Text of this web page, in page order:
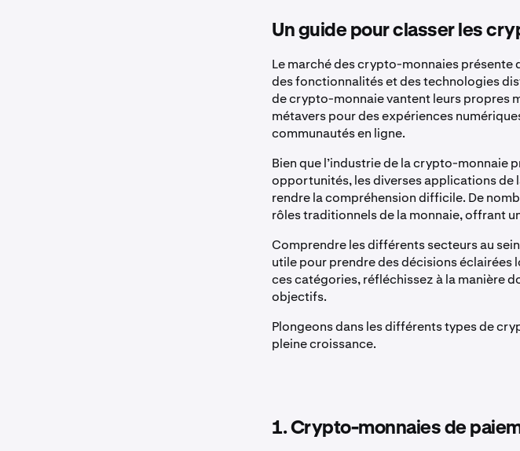
Un guide pour classer les
Le marché des crypto-monnaies présente
des fonctionnalités et des technologies
de crypto-monnaie vantent leurs propres
métavers pour des expériences
communautés en ligne.
Bien que l’industrie de la crypto-monnaie
opportunités, les diverses applications de
rendre la compréhension difficile. De
rôles traditionnels de la monnaie, offrant
Comprendre les différents secteurs au
utile pour prendre des décisions éclairées
ces catégories, réfléchissez à la manière
objectifs.
Plongeons dans les différents types de
pleine croissance.
1. Crypto-monnaies de